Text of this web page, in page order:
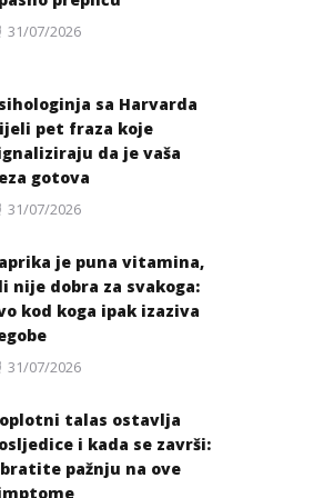
Posted
31/07/2026
sa Harvarda
pet fraza koje
da je vaša
gotova
Posted
31/07/2026
je puna vitamina,
nije dobra za svakoga:
kod koga ipak izaziva
Posted
31/07/2026
talas ostavlja
i kada se završi:
pažnju na ove